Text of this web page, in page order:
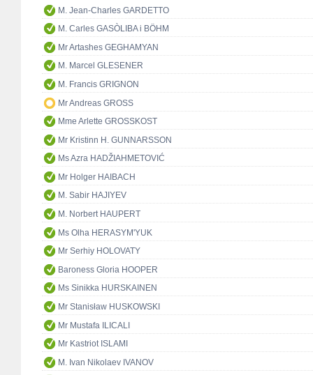
M. Jean-Charles GARDETTO
M. Carles GASÒLIBA i BÖHM
Mr Artashes GEGHAMYAN
M. Marcel GLESENER
M. Francis GRIGNON
Mr Andreas GROSS
Mme Arlette GROSSKOST
Mr Kristinn H. GUNNARSSON
Ms Azra HADŽIAHMETOVIĆ
Mr Holger HAIBACH
M. Sabir HAJIYEV
M. Norbert HAUPERT
Ms Olha HERASYM'YUK
Mr Serhiy HOLOVATY
Baroness Gloria HOOPER
Ms Sinikka HURSKAINEN
Mr Stanisław HUSKOWSKI
Mr Mustafa ILICALI
Mr Kastriot ISLAMI
M. Ivan Nikolaev IVANOV